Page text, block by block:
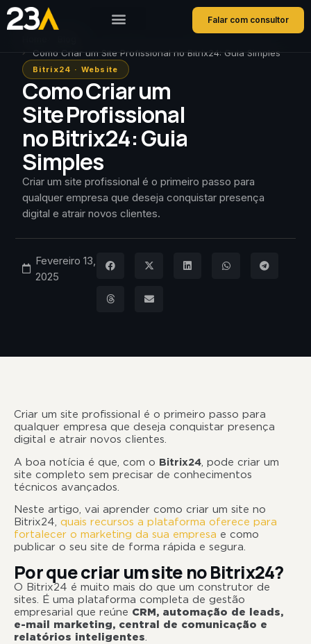
Falar com consultor
Como Criar um Site Profissional no Bitrix24: Guia Simples
Bitrix24 · Website
Como Criar um
Site Profissional
no Bitrix24: Guia
Simples
Criar um site profissional é o primeiro passo para
qualquer empresa que deseja conquistar presença
digital e atrair novos clientes.
Fevereiro 13,
2025
Criar um site profissional é o primeiro passo para
qualquer empresa que deseja conquistar presença
digital e atrair novos clientes.
A boa notícia é que, com o Bitrix24, pode criar um
site completo sem precisar de conhecimentos
técnicos avançados.
Neste artigo, vai aprender como criar um site no
Bitrix24, quais recursos a plataforma oferece para
fortalecer o marketing da sua empresa e como
publicar o seu site de forma rápida e segura.
Por que criar um site no Bitrix24?
O Bitrix24 é muito mais do que um construtor de
sites. É uma plataforma completa de gestão
empresarial que reúne CRM, automação de leads,
e-mail marketing, central de comunicação e
relatórios inteligentes